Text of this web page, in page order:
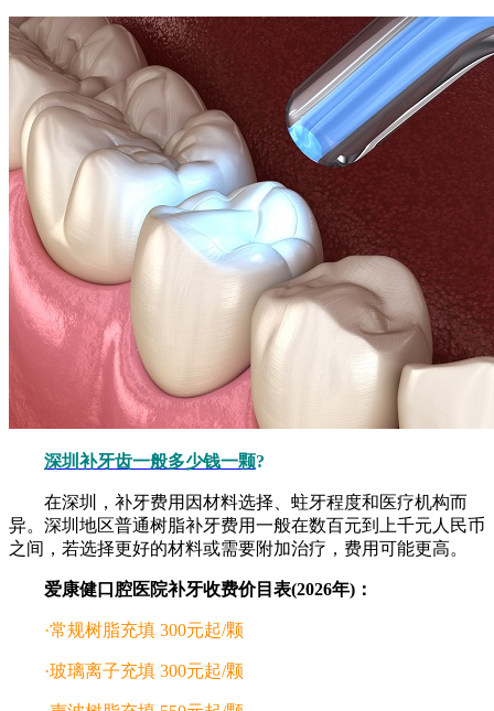
深圳补牙齿一般多少钱一颗?
在深圳，补牙费用因材料选择、蛀牙程度和医疗机构而
异。深圳地区普通树脂补牙费用一般在数百元到上千元人民币
之间，若选择更好的材料或需要附加治疗，费用可能更高。
爱康健口腔医院补牙收费价目表(2026年)：
·常规树脂充填 300元起/颗
·玻璃离子充填 300元起/颗